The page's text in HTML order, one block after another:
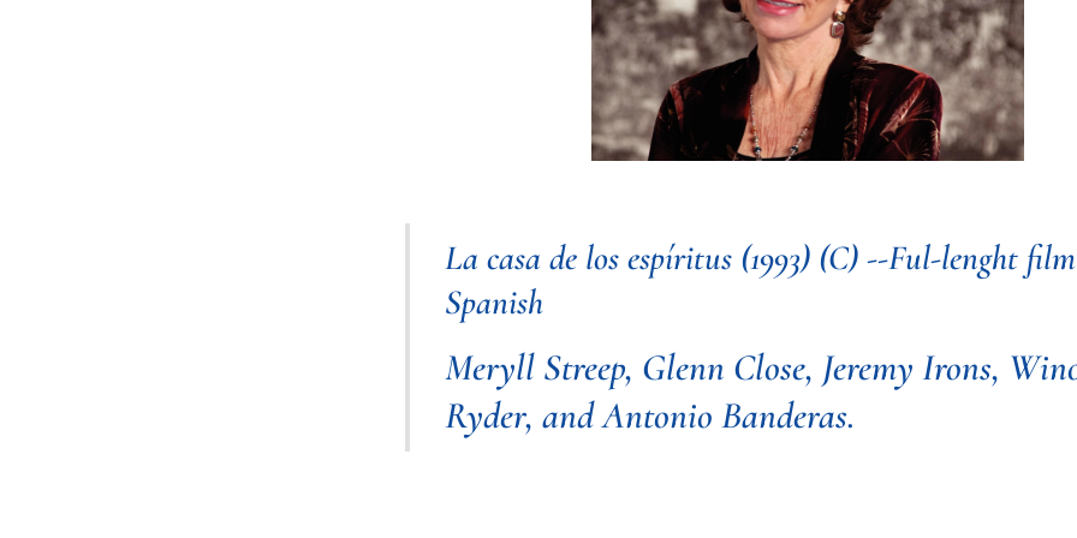
La casa de los espíritus (1993) (C) --Ful-lenght
Spanish
Meryll Streep, Glenn Close, Jeremy Irons,
Ryder, and Antonio Banderas.